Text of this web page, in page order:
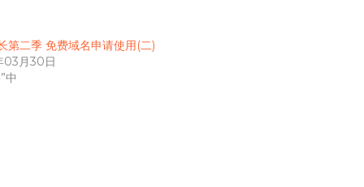
第二季 免费域名申请使用(二)
月30日
中